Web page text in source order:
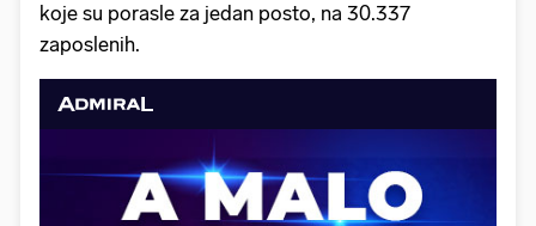
koje su porasle za jedan posto, na 30.337
zaposlenih.